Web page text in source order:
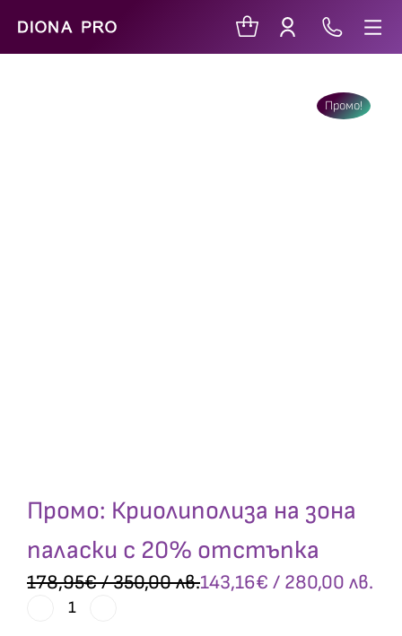
Промо!
Промо: Криолиполиза на зона
паласки с 20% отстъпка
178,95€/ 350,00 лв.143,16€ / 280,00 лв.